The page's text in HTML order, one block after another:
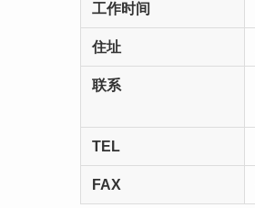
工作时间
住址
联系
TEL
FAX